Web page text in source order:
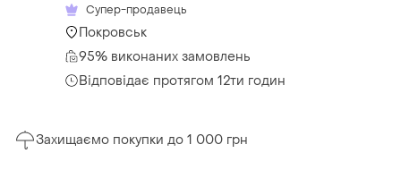
Супер-продавець
Покровськ
95% виконаних замовлень
Відповідає протягом 12ти годин
Захищаємо покупки до 1 000 грн